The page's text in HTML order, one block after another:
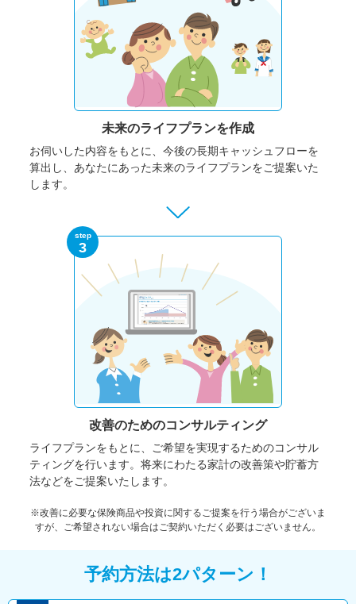
未来のライフプランを作成
お伺いした内容をもとに、今後の長期キャッシュフローを
算出し、あなたにあった未来のライフプランをご提案いた
します。
step
3
改善のためのコンサルティング
ライフプランをもとに、ご希望を実現するためのコンサル
ティングを行います。将来にわたる家計の改善策や貯蓄方
法などをご提案いたします。
※改善に必要な保険商品や投資に関するご提案を行う場合がございま
すが、ご希望されない場合はご契約いただく必要はございません。
予約方法は2パターン！